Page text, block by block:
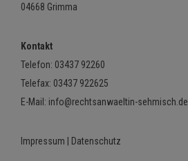
04668 Grimma
Kontakt
Telefon: 03437 92260
Telefax: 03437 922625
E-Mail: info@rechtsanwaeltin-sehmisch.de
Impressum Datenschutz